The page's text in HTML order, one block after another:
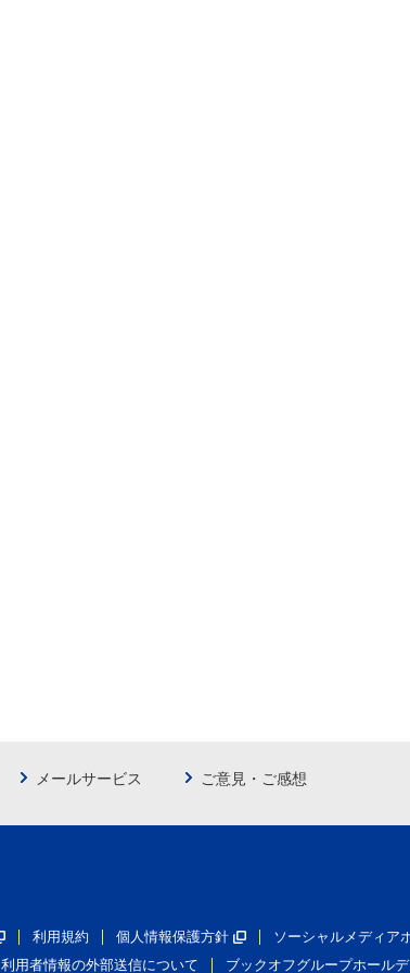
メールサービス ご意見・ご感想
利用規約 個人情報保護方針
ソーシャルメディア
利用者情報の外部送信について ブックオフグループホール